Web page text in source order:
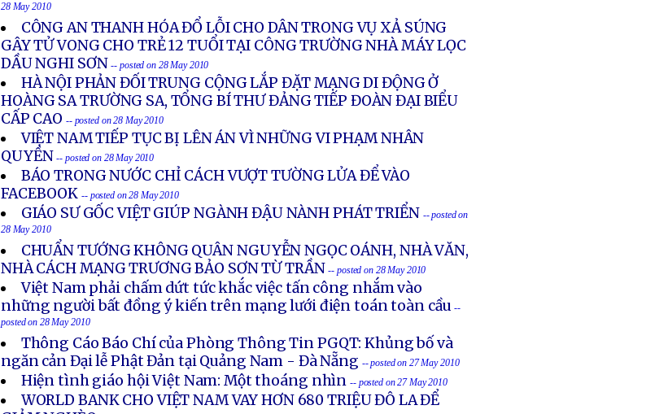
28 May 2010
CÔNG AN THANH HÓA ĐỔ LỖI CHO DÂN TRONG VỤ XẢ SÚNG
GÂY TỬ VONG CHO TRẺ 12 TUỔI TẠI CÔNG TRƯỜNG NHÀ MÁY LỌC
DẦU NGHI SƠN -- posted on 28 May 2010
HÀ NỘI PHẢN ĐỐI TRUNG CỘNG LẮP ĐẶT MẠNG DI ĐỘNG Ở
HOÀNG SA TRƯỜNG SA, TỔNG BÍ THƯ ĐẢNG TIẾP ĐOÀN ĐẠI BIỂU
CẤP CAO -- posted on 28 May 2010
VIỆT NAM TIẾP TỤC BỊ LÊN ÁN VÌ NHỮNG VI PHẠM NHÂN
QUYỀN -- posted on 28 May 2010
BÁO TRONG NƯỚC CHỈ CÁCH VƯỢT TƯỜNG LỬA ĐỂ VÀO
FACEBOOK -- posted on 28 May 2010
GIÁO SƯ GỐC VIỆT GIÚP NGÀNH ĐẬU NÀNH PHÁT TRIỂN -- posted on
28 May 2010
CHUẨN TƯỚNG KHÔNG QUÂN NGUYỄN NGỌC OÁNH, NHÀ VĂN,
NHÀ CÁCH MẠNG TRƯƠNG BẢO SƠN TỪ TRẦN -- posted on 28 May 2010
Việt Nam phải chấm dứt tức khắc việc tấn công nhắm vào
những người bất đồng ý kiến trên mạng lưới điện toán toàn cầu--
posted on 28 May 2010
Thông Cáo Báo Chí của Phòng Thông Tin PGQT: Khủng bố và
ngăn cản Đại lễ Phật Đản tại Quảng Nam - Đà Nẵng -- posted on 27 May 2010
Hiện tình giáo hội Việt Nam: Một thoáng nhìn -- posted on 27 May 2010
WORLD BANK CHO VIỆT NAM VAY HƠN 680 TRIỆU ĐÔ LA ĐỂ